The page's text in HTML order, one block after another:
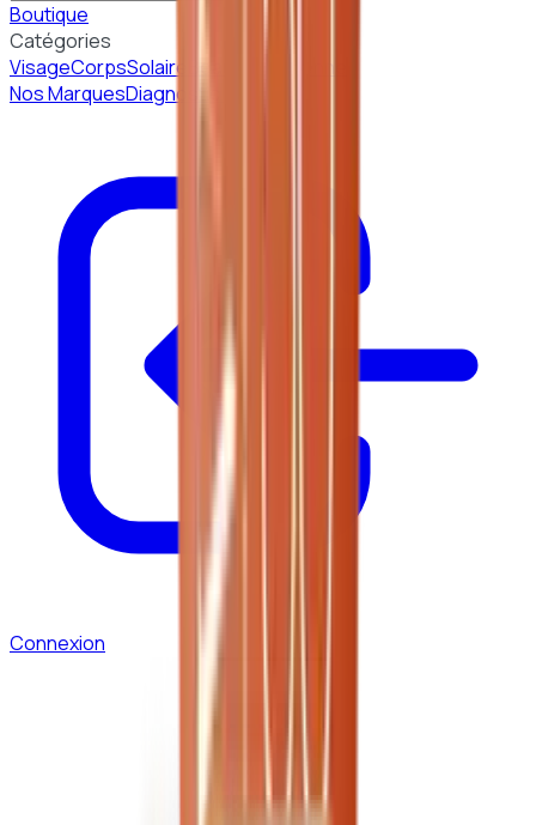
Boutique
Catégories
VisageCorpsSolaire
Nos MarquesDiagnostic peau
Connexion